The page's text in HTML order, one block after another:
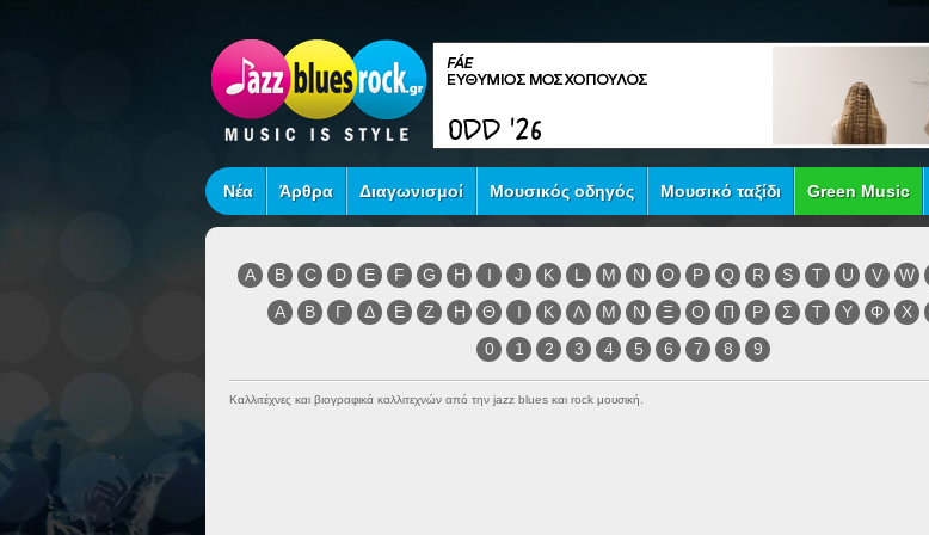
Νέα Άρθρα Διαγωνισμοί Μουσικός οδηγός Μουσικό ταξίδι Green Music
A B C D E F G H I J K L M N O P Q R S T U V W
Α
Β Γ Δ Ε Ζ Η Θ Ι Κ Λ Μ Ν Ξ Ο Π Ρ Σ Τ Υ Φ Χ
0
1 2 3 4 5 6 7 8 9
Καλλιτέχνες και βιογραφικά καλλιτεχνών από την jazz blues και rock μουσική.